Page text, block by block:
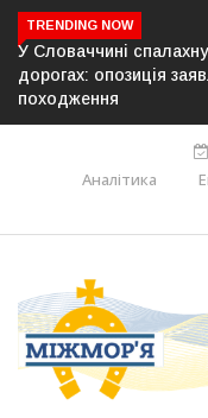
TRENDING NOW
на
У Молдові
Аналітика